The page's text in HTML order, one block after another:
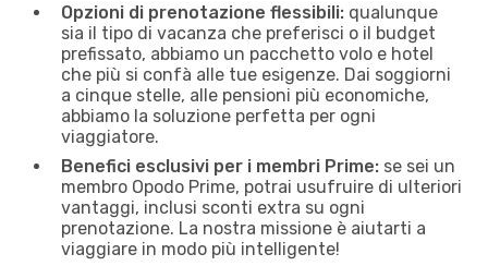
Opzioni di prenotazione flessibili: qualunque
sia il tipo di vacanza che preferisci o il budget
prefissato, abbiamo un pacchetto volo e hotel
che più si confà alle tue esigenze. Dai soggiorni
a cinque stelle, alle pensioni più economiche,
abbiamo la soluzione perfetta per ogni
viaggiatore.
Benefici esclusivi per i membri Prime: se sei un
membro Opodo Prime, potrai usufruire di ulteriori
vantaggi, inclusi sconti extra su ogni
prenotazione. La nostra missione è aiutarti a
viaggiare in modo più intelligente!